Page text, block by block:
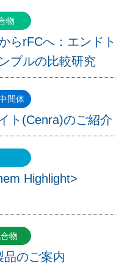
らrFCへ：エンドト
プルの比較研究
ト(Cenra)のご紹介
Highlight>
品のご案内